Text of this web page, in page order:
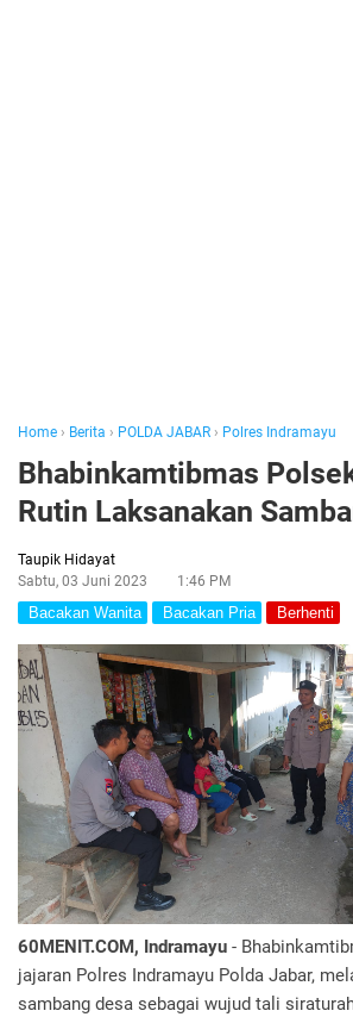
Home › Berita › POLDA JABAR › Polres Indramayu
Bhabinkamtibmas
Rutin Laksanakan
Taupik Hidayat
Sabtu, 03 Juni 2023
1:46 PM
Bacakan Wanita Bacakan Pria Berhenti
60MENIT.COM, Indramayu -
jajaran Polres Indramayu Polda Jabar,
sambang desa sebagai wujud tali